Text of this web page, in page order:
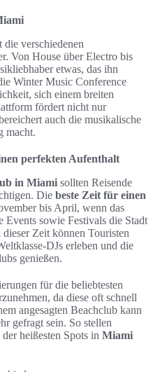
verschiedenen
Von House über Electro bis
etwas, das ihn
Winter Music Conference
sich einem breiten
fördert nicht nur
auch die musikalische
macht.
perfekten Aufenthalt
in Miami sollten Reisende
Die beste Zeit für einen
bis April, wenn das
Events sowie Festivals die Stadt
Zeit können Touristen
DJs erleben und die
genießen.
für die beliebtesten
da diese oft schnell
angesagten Beachclub kann
gefragt sein. So stellen
heißesten Spots in Miami